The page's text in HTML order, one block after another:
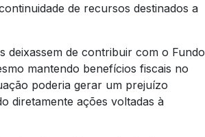
de recursos destinados a
deixassem de contribuir com o Fundo
mantendo benefícios fiscais no
poderia gerar um prejuízo
diretamente ações voltadas à